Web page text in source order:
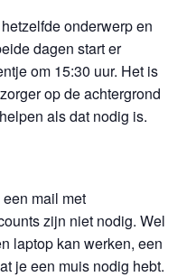
onderwerp en
dagen start er
om 15:30 uur. Het is
op de achtergrond
als dat nodig is.
mail met
zijn niet nodig. Wel
laptop kan werken, een
je een muis nodig hebt.